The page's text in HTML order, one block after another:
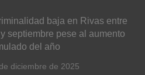
baja en Rivas entre
septiembre pese al aumento
del año
diciembre de 2025